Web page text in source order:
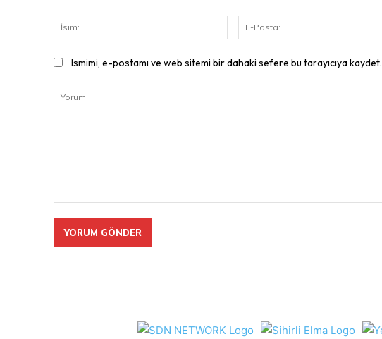
İsim:
Ismimi, e-postamı ve web sitemi bir dahaki sefere bu tarayıcıya kaydet.